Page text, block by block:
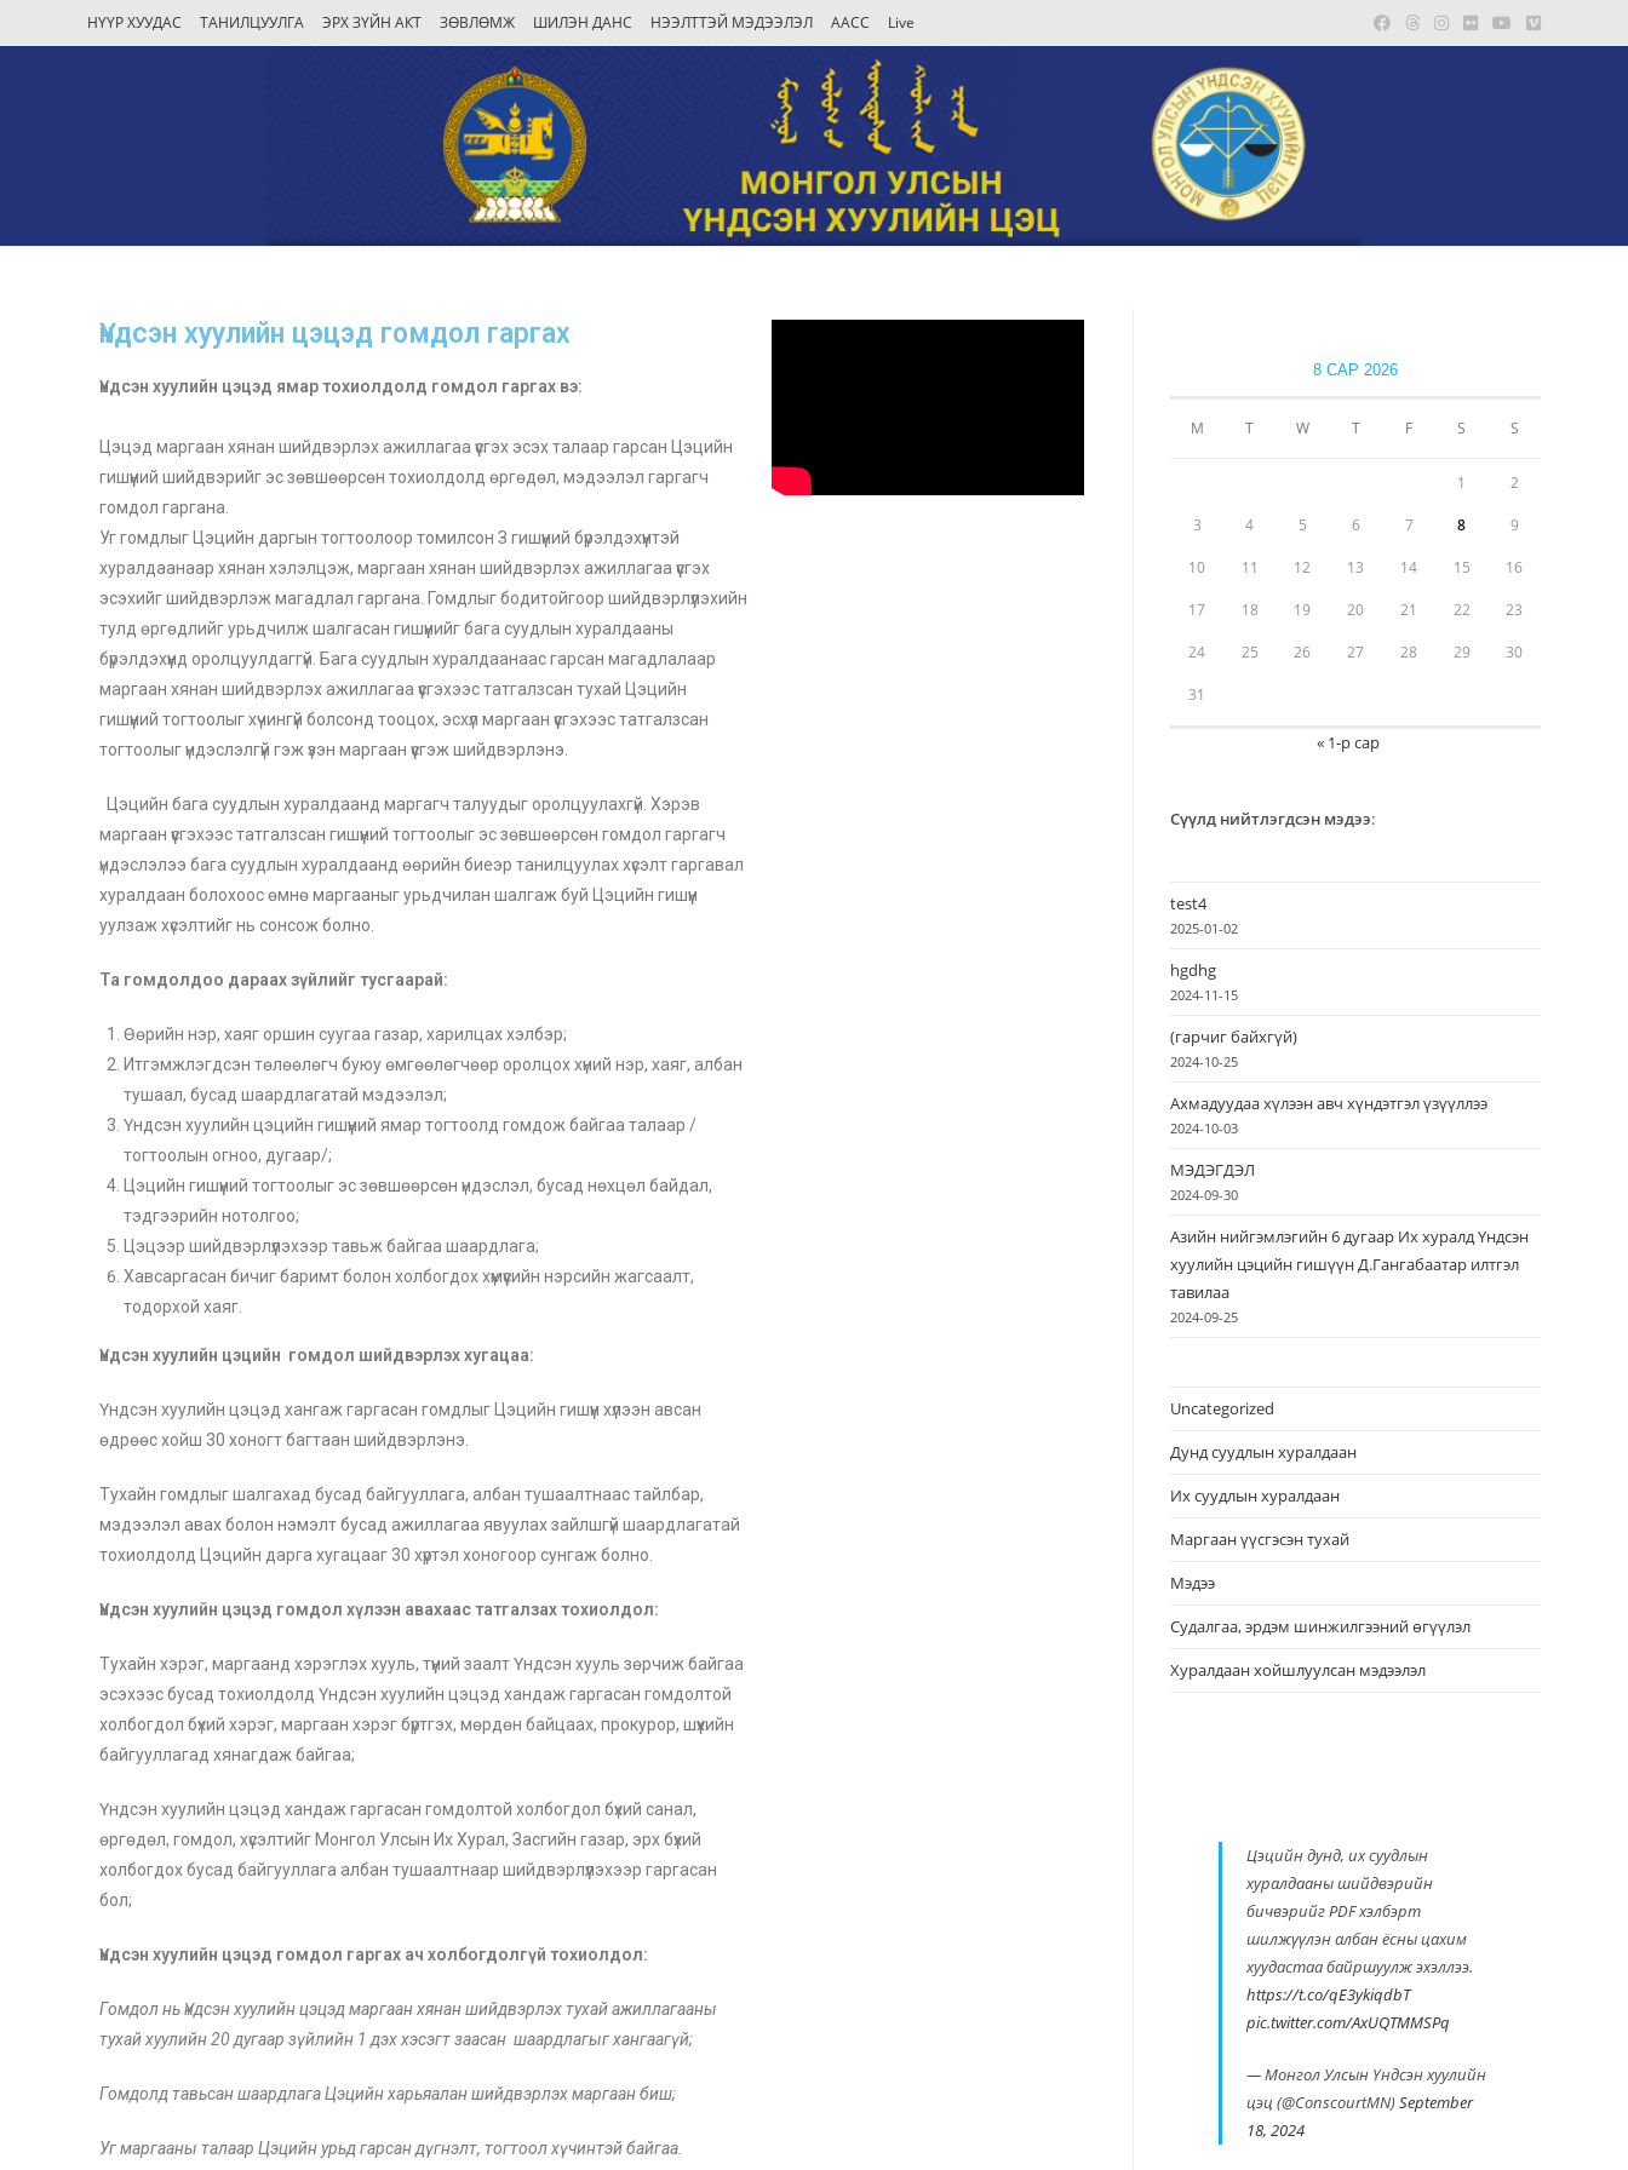
НҮҮР ХУУДАС ТАНИЛЦУУЛГА ЭРХ ЗҮЙН АКТ ЗӨВЛӨМЖ ШИЛЭН ДАНС НЭЭЛТТЭЙ МЭДЭЭЛЭЛ AACC Live
Үндсэн хуулийн цэцэд гомдол гаргах
Үндсэн хуулийн цэцэд ямар тохиолдолд гомдол гаргах вэ:
Цэцэд маргаан хянан шийдвэрлэх ажиллагаа үүсгэх эсэх талаар гарсан Цэцийн
гишүүний шийдвэрийг эс зөвшөөрсөн тохиолдолд өргөдөл, мэдээлэл гаргагч
гомдол гаргана.
Уг гомдлыг Цэцийн даргын тогтоолоор томилсон З гишүүний бүрэлдэхүүнтэй
хуралдаанаар хянан хэлэлцэж, маргаан хянан шийдвэрлэх ажиллагаа үүсгэх
эсэхийг шийдвэрлэж магадлал гаргана. Гомдлыг бодитойгоор шийдвэрлүүлэхийн
тулд өргөдлийг урьдчилж шалгасан гишүүнийг бага суудлын хуралдааны
бүрэлдэхүүнд оролцуулдаггүй. Бага суудлын хуралдаанаас гарсан магадлалаар
маргаан хянан шийдвэрлэх ажиллагаа үүсгэхээс татгалзсан тухай Цэцийн
гишүүний тогтоолыг хүчингүй болсонд тооцох, эсхүл маргаан үүсгэхээс татгалзсан
тогтоолыг үндэслэлгүй гэж үзэн маргаан үүсгэж шийдвэрлэнэ.
Цэцийн бага суудлын хуралдаанд маргагч талуудыг оролцуулахгүй. Хэрэв
маргаан үүсгэхээс татгалзсан гишүүний тогтоолыг эс зөвшөөрсөн гомдол гаргагч
үндэслэлээ бага суудлын хуралдаанд өөрийн биеэр танилцуулах хүсэлт гаргавал
хуралдаан болохоос өмнө маргааныг урьдчилан шалгаж буй Цэцийн гишүүн
уулзаж хүсэлтийг нь сонсож болно.
Та гомдолдоо дараах зүйлийг тусгаарай:
Өөрийн нэр, хаяг оршин суугаа газар, харилцах хэлбэр;
Итгэмжлэгдсэн төлөөлөгч буюу өмгөөлөгчөөр оролцох хүний нэр, хаяг, албан
тушаал, бусад шаардлагатай мэдээлэл;
Үндсэн хуулийн цэцийн гишүүний ямар тогтоолд гомдож байгаа талаар /
тогтоолын огноо, дугаар/;
Цэцийн гишүүний тогтоолыг эс зөвшөөрсөн үндэслэл, бусад нөхцөл байдал,
тэдгээрийн нотолгоо;
Цэцээр шийдвэрлүүлэхээр тавьж байгаа шаардлага;
Хавсаргасан бичиг баримт болон холбогдох хүмүүсийн нэрсийн жагсаалт,
тодорхой хаяг.
Үндсэн хуулийн цэцийн гомдол шийдвэрлэх хугацаа:
Үндсэн хуулийн цэцэд хангаж гаргасан гомдлыг Цэцийн гишүүн хүлээн авсан
өдрөөс хойш 30 хоногт багтаан шийдвэрлэнэ.
Тухайн гомдлыг шалгахад бусад байгууллага, албан тушаалтнаас тайлбар,
мэдээлэл авах болон нэмэлт бусад ажиллагаа явуулах зайлшгүй шаардлагатай
тохиолдолд Цэцийн дарга хугацааг 30 хүртэл хоногоор сунгаж болно.
Үндсэн хуулийн цэцэд гомдол хүлээн авахаас татгалзах тохиолдол:
Тухайн хэрэг, маргаанд хэрэглэх хууль, түүний заалт Үндсэн хууль зөрчиж байгаа
эсэхээс бусад тохиолдолд Үндсэн хуулийн цэцэд хандаж гаргасан гомдолтой
холбогдол бүхий хэрэг, маргаан хэрэг бүртгэх, мөрдөн байцаах, прокурор, шүүхийн
байгууллагад хянагдаж байгаа;
Үндсэн хуулийн цэцэд хандаж гаргасан гомдолтой холбогдол бүхий санал,
өргөдөл, гомдол, хүсэлтийг Монгол Улсын Их Хурал, Засгийн газар, эрх бүхий
холбогдох бусад байгууллага албан тушаалтнаар шийдвэрлүүлэхээр гаргасан
бол;
Үндсэн хуулийн цэцэд гомдол гаргах ач холбогдолгүй тохиолдол:
Гомдол нь Үндсэн хуулийн цэцэд маргаан хянан шийдвэрлэх тухай ажиллагааны
тухай хуулийн 20 дугаар зүйлийн 1 дэх хэсэгт заасан шаардлагыг хангаагүй;
Гомдолд тавьсан шаардлага Цэцийн харьяалан шийдвэрлэх маргаан биш;
Уг маргааны талаар Цэцийн урьд гарсан дүгнэлт, тогтоол хүчинтэй байгаа.
8 САР 2026
М Т W Т F S S
1 2
3 4 5 6 7 8 9
10 11 12 13 14 15 16
17 18 19 20 21 22 23
24 25 26 27 28 29 30
31
« 1-р сар
Сүүлд нийтлэгдсэн мэдээ:
test4
2025-01-02
hgdhg
2024-11-15
(гарчиг байхгүй)
2024-10-25
Ахмадуудаа хүлээн авч хүндэтгэл үзүүллээ
2024-10-03
МЭДЭГДЭЛ
2024-09-30
Азийн нийгэмлэгийн 6 дугаар Их хуралд Үндсэн
хуулийн цэцийн гишүүн Д.Гангабаатар илтгэл
тавилаа
2024-09-25
Uncategorized
Дунд суудлын хуралдаан
Их суудлын хуралдаан
Маргаан үүсгэсэн тухай
Мэдээ
Судалгаа, эрдэм шинжилгээний өгүүлэл
Хуралдаан хойшлуулсан мэдээлэл
Цэцийн дунд, их суудлын
хуралдааны шийдвэрийн
бичвэрийг PDF хэлбэрт
шилжүүлэн албан ёсны цахим
хуудастаа байршуулж эхэллээ.
https://t.co/qE3ykiqdbT
pic.twitter.com/AxUQTMMSPq
— Монгол Улсын Үндсэн хуулийн
цэц (@ConscourtMN)September
18, 2024